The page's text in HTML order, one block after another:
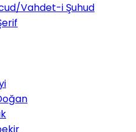
Vahdet-i Şuhud